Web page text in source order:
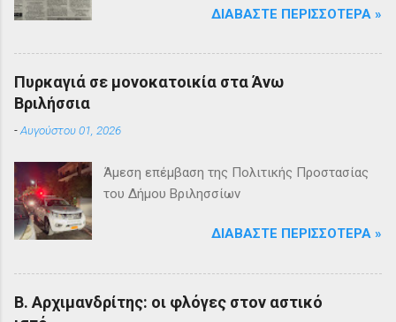
ΔΙΑΒΆΣΤΕ ΠΕΡΙΣΣΌΤΕΡΑ »
Πυρκαγιά σε μονοκατοικία στα Άνω
Βριλήσσια
-Αυγούστου 01, 2026
Άμεση επέμβαση της Πολιτικής Προστασίας
του Δήμου Βριλησσίων
ΔΙΑΒΆΣΤΕ ΠΕΡΙΣΣΌΤΕΡΑ »
Β. Αρχιμανδρίτης: οι φλόγες στον αστικό